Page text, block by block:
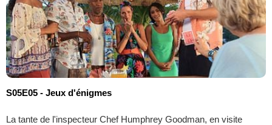
S05E05 - Jeux d'énigmes
La tante de l'inspecteur Chef Humphrey Goodman, en visite